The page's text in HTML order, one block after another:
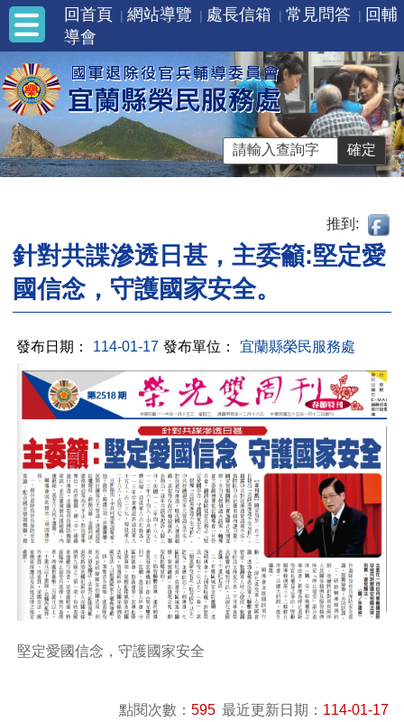
回首頁 網站導覽 處長信箱 常見問答
回輔
導會
推到:
針對共諜滲透日甚，主委籲:堅定愛
國信念，守護國家安全。
發布日期： 114-01-17 發布單位： 宜蘭縣榮民服務處
堅定愛國信念，守護國家安全
點閱次數： 595 最近更新日期： 114-01-17